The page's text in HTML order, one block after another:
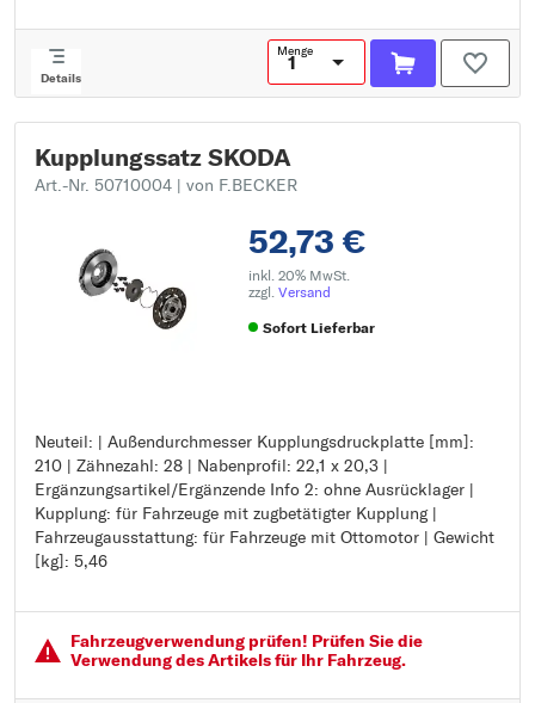
Details
Menge
Kupplungssatz SKODA
Art.-Nr. 50710004 | von F.BECKER
52,73 €
inkl. 20% MwSt.
zzgl. Versand
Sofort Lieferbar
Neuteil: | Außendurchmesser Kupplungsdruckplatte [mm]:
210 | Zähnezahl: 28 | Nabenprofil: 22,1 x 20,3 |
Ergänzungsartikel/Ergänzende Info 2: ohne Ausrücklager |
Kupplung: für Fahrzeuge mit zugbetätigter Kupplung |
Fahrzeugausstattung: für Fahrzeuge mit Ottomotor | Gewicht
[kg]: 5,46
Neuteil:
Außendurchmesser Kupplungsdruckplatte [mm]: 210
Zähnezahl: 28
Nabenprofil: 22,1 x 20,3
Ergänzungsartikel/Ergänzende Info 2: ohne Ausrücklager
Kupplung: für Fahrzeuge mit zugbetätigter Kupplung
Gewicht [kg]: 5,46
Fahrzeugver­wendung prüfen! Prüfen Sie die
Verwendung des Artikels für Ihr Fahrzeug.